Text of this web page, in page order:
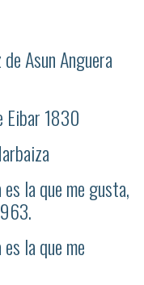
Asun Anguera
Eibar 1830
la que me gusta,
la que me